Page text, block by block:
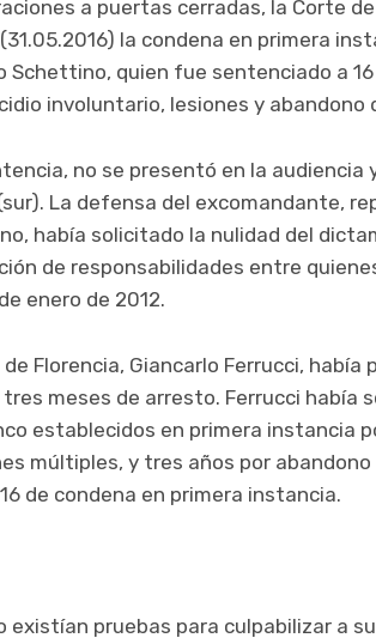
a puertas cerradas, la Corte
la condena en primera
Schettino, quien fue sentenciado a
involuntario, lesiones y abandono
no se presentó en la audiencia
La defensa del excomandante,
había solicitado la nulidad del
de responsabilidades entre
enero de 2012.
Florencia, Giancarlo Ferrucci, había
meses de arresto. Ferrucci había
establecidos en primera instancia
múltiples, y tres años por abandono
de condena en primera instancia.
pruebas para culpabilizar a